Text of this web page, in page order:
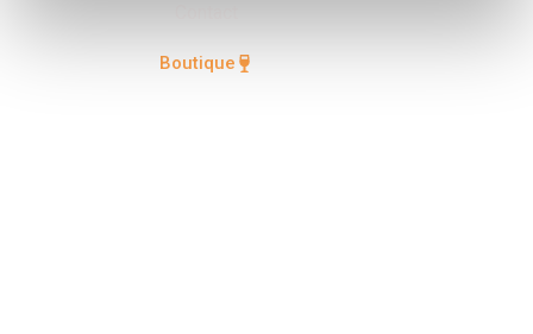
Boutique